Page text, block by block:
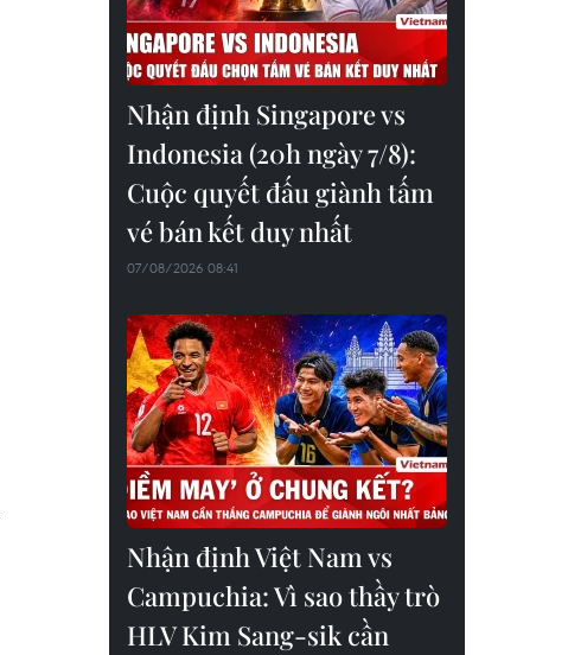
Nhận định Singapore vs
Indonesia (20h ngày 7/8):
Cuộc quyết đấu giành tấm
vé bán kết duy nhất
07/08/2026 08:41
Nhận định Việt Nam vs
Campuchia: Vì sao thầy trò
HLV Kim Sang-sik cần